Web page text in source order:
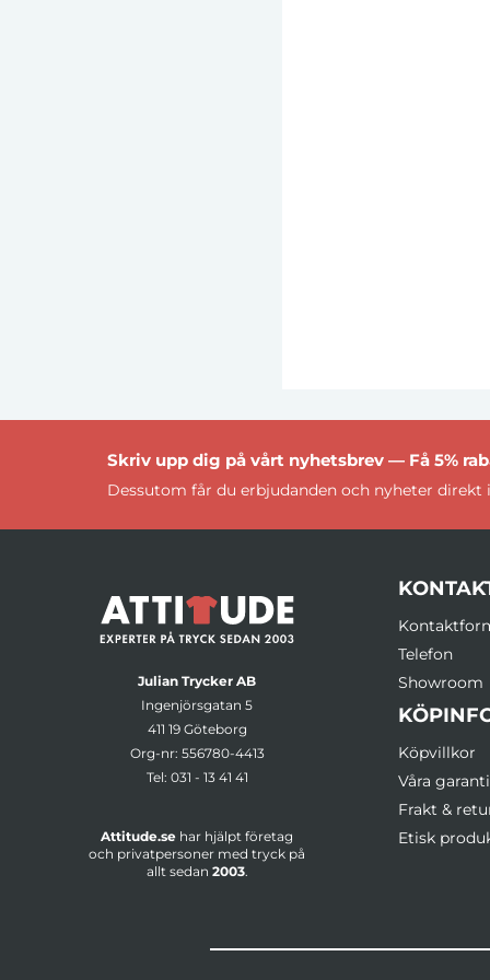
Skriv upp dig på vårt nyhetsbrev — Få 5%
Dessutom får du erbjudanden och nyheter direkt
Julian Trycker AB
Ingenjörsgatan 5
411 19 Göteborg
Org-nr: 556780-4413
Tel: 031 - 13 41 41
Attitude.se har hjälpt företag
och privatpersoner med tryck på
allt sedan 2003.
Telefon
Showroom
Köpvillkor
Våra
Frakt &
Etisk